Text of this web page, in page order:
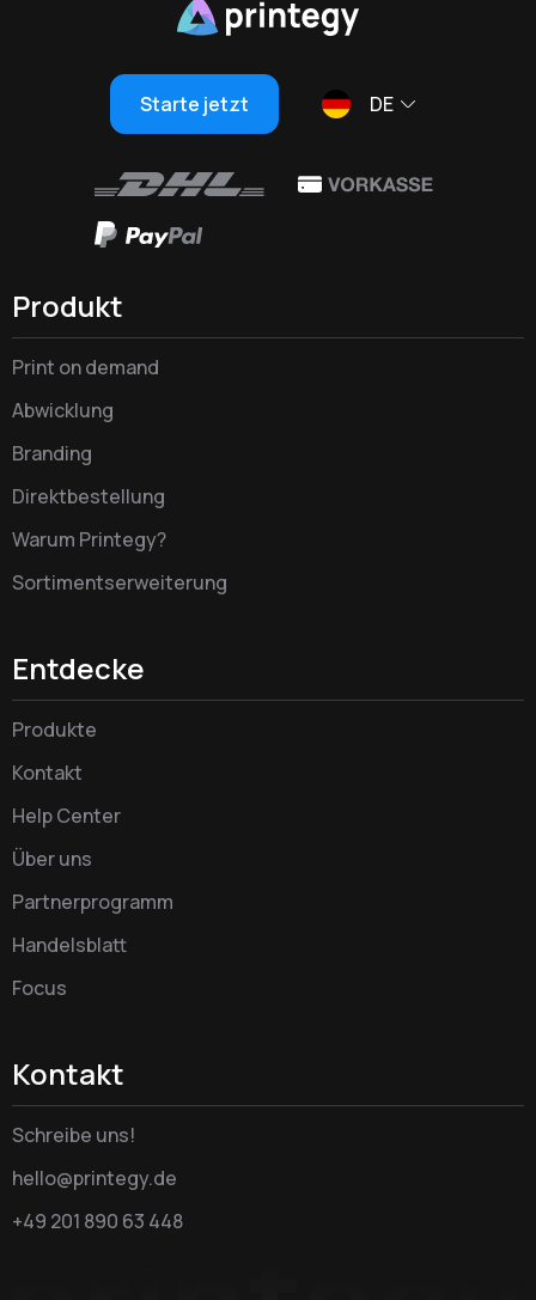
Starte jetzt DE
Produkt
Print on demand
Abwicklung
Branding
Direktbestellung
Warum Printegy?
Sortimentserweiterung
Entdecke
Produkte
Kontakt
Help Center
Über uns
Partnerprogramm
Handelsblatt
Focus
Kontakt
Schreibe uns!
hello@printegy.de
+49 201 890 63 448